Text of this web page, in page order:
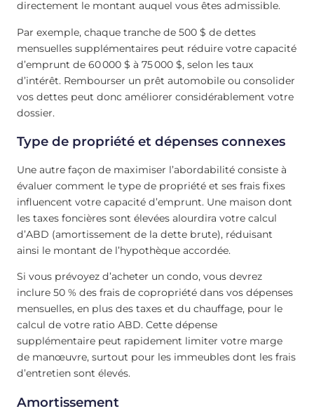
directement le montant auquel vous êtes admissible.
Par exemple, chaque tranche de 500 $ de dettes
mensuelles supplémentaires peut réduire votre capacité
d’emprunt de 60 000 $ à 75 000 $, selon les taux
d’intérêt. Rembourser un prêt automobile ou consolider
vos dettes peut donc améliorer considérablement votre
dossier.
Type de propriété et dépenses connexes
Une autre façon de maximiser l’abordabilité consiste à
évaluer comment le type de propriété et ses frais fixes
influencent votre capacité d’emprunt. Une maison dont
les taxes foncières sont élevées alourdira votre calcul
d’ABD (amortissement de la dette brute), réduisant
ainsi le montant de l’hypothèque accordée.
Si vous prévoyez d’acheter un condo, vous devrez
inclure 50 % des frais de copropriété dans vos dépenses
mensuelles, en plus des taxes et du chauffage, pour le
calcul de votre ratio ABD. Cette dépense
supplémentaire peut rapidement limiter votre marge
de manœuvre, surtout pour les immeubles dont les frais
d’entretien sont élevés.
Amortissement